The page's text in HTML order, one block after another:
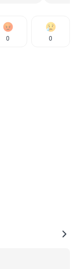
0 0